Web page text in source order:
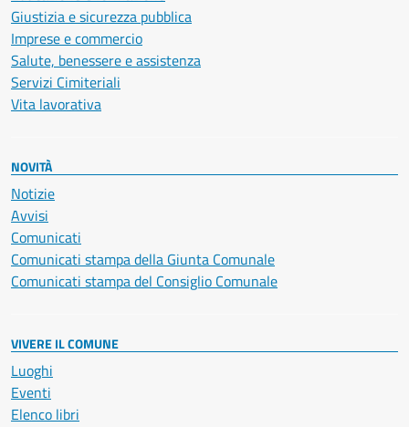
Giustizia e sicurezza pubblica
Imprese e commercio
Salute, benessere e assistenza
Servizi Cimiteriali
Vita lavorativa
NOVITÀ
Notizie
Avvisi
Comunicati
Comunicati stampa della Giunta Comunale
Comunicati stampa del Consiglio Comunale
VIVERE IL COMUNE
Luoghi
Eventi
Elenco libri